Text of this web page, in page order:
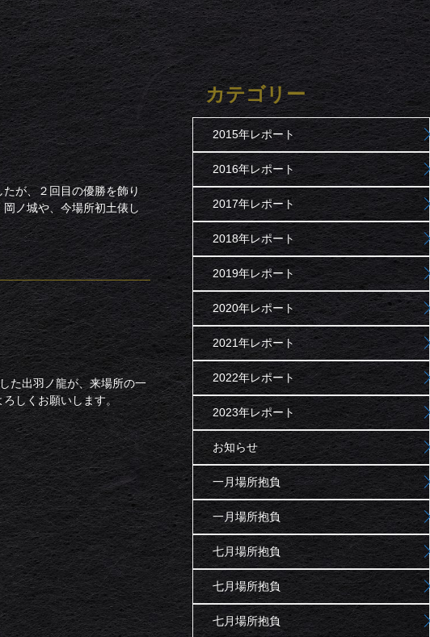
が、２回目の優勝を飾り
ノ城や、今場所初土俵し
た出羽ノ龍が、来場所の一
しくお願いします。
カテゴリー
2015年レポート
2016年レポート
2017年レポート
2018年レポート
2019年レポート
2020年レポート
2021年レポート
2022年レポート
2023年レポート
お知らせ
一月場所抱負
一月場所抱負
七月場所抱負
七月場所抱負
七月場所抱負